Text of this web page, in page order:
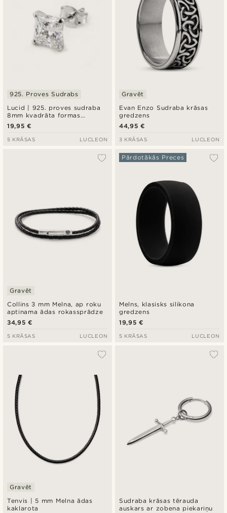
Lucid | 925. proves sudraba
8mm kvadrāta formas
cirkonija auskars
925. Proves Sudrabs
19,95 €
5 KRĀSAS LUCLEON
Evan Enzo Sudraba krāsas
gredzens
Gravēt
44,95 €
3 KRĀSAS LUCLEON
Collins 3 mm Melna, ap roku
aptinama ādas rokassprādze
Gravēt
34,95 €
5 KRĀSAS LUCLEON
Melns, klasisks silikona
gredzens
Pārdotākās Preces
19,95 €
5 KRĀSAS LUCLEON
Tenvis | 5 mm Melna ādas
kaklarota
Gravēt
Sudraba krāsas tērauda
auskars ar zobena piekariņu